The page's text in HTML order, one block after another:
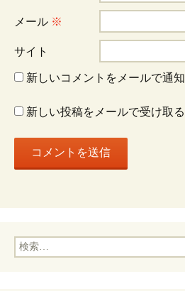
ョ
ン
メール ※
サイト
新しいコメントをメールで通知
新しい投稿をメールで受け取る
検
索: